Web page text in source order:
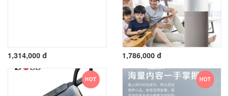
1,314,000 đ 1,786,000 đ
HOT HOT